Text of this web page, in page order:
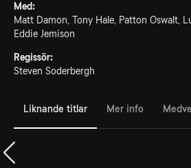
Med:
Matt Damon, Tony Hale, Patton Oswalt,
Eddie Jemison
Regissör:
Steven Soderbergh
Liknande titlar Mer info